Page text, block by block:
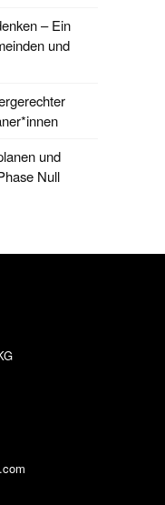
– Ein
und
und
Null